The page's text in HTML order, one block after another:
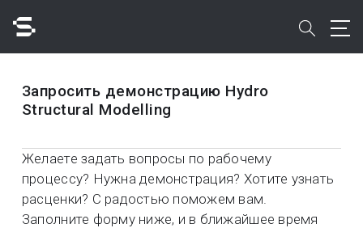
main
Быстрый доступ к
search
Запросить демонстрацию Hydro
Structural Modelling
Желаете задать вопросы по рабочему
процессу? Нужна демонстрация? Хотите узнать
расценки? С радостью поможем вам.
Заполните форму ниже, и в ближайшее время